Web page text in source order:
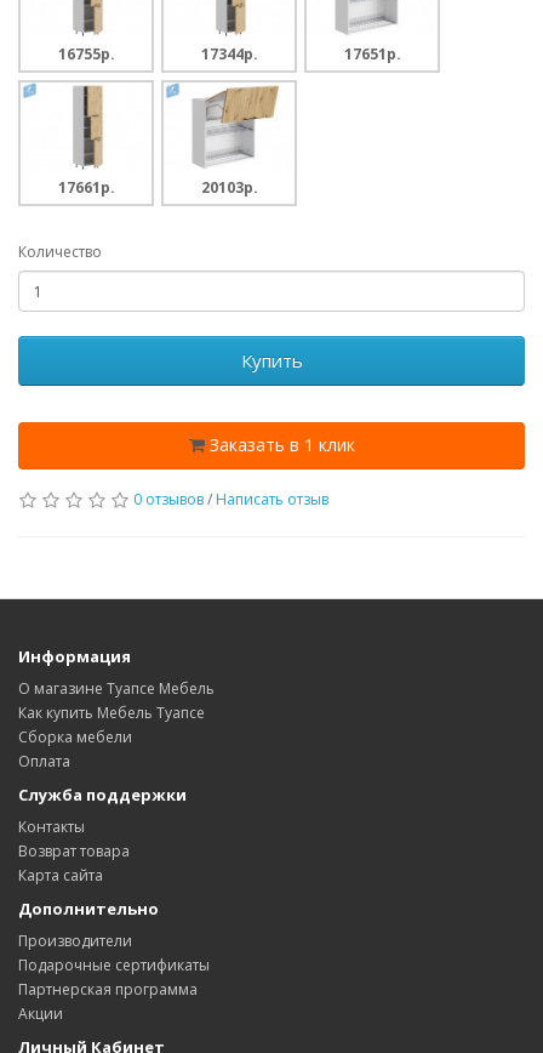
16755p. 17344p. 17651p.
17661p. 20103p.
Количество
Купить
Заказать в 1 клик
0 отзывов/ Написать отзыв
Информация
О магазине Туапсе Мебель
Как купить Мебель Туапсе
Сборка мебели
Оплата
Служба поддержки
Контакты
Возврат товара
Карта сайта
Дополнительно
Производители
Подарочные сертификаты
Партнерская программа
Акции
Личный Кабинет